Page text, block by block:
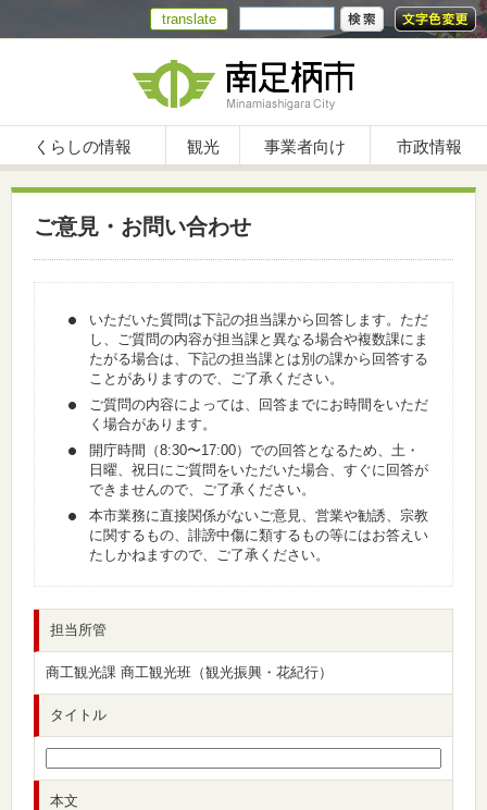
translate
くらしの情報 観光 事業者向け 市政情報
ご意見・お問い合わせ
いただいた質問は下記の担当課から回答します。ただ
し、ご質問の内容が担当課と異なる場合や複数課にま
たがる場合は、下記の担当課とは別の課から回答する
ことがありますので、ご了承ください。
ご質問の内容によっては、回答までにお時間をいただ
く場合があります。
開庁時間（8:30〜17:00）での回答となるため、土・
日曜、祝日にご質問をいただいた場合、すぐに回答が
できませんので、ご了承ください。
本市業務に直接関係がないご意見、営業や勧誘、宗教
に関するもの、誹謗中傷に類するもの等にはお答えい
たしかねますので、ご了承ください。
担当所管
商工観光課 商工観光班（観光振興・花紀行）
タイトル
本文